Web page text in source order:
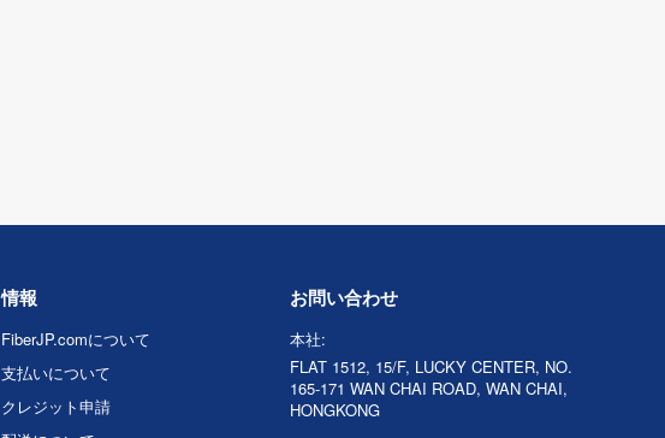
情報
FiberJP.comについて
支払いについて
クレジット申請
お問い合わせ
本社:
FLAT 1512, 15/F, LUCKY CENTER, NO.
165-171 WAN CHAI ROAD, WAN CHAI,
HONGKONG